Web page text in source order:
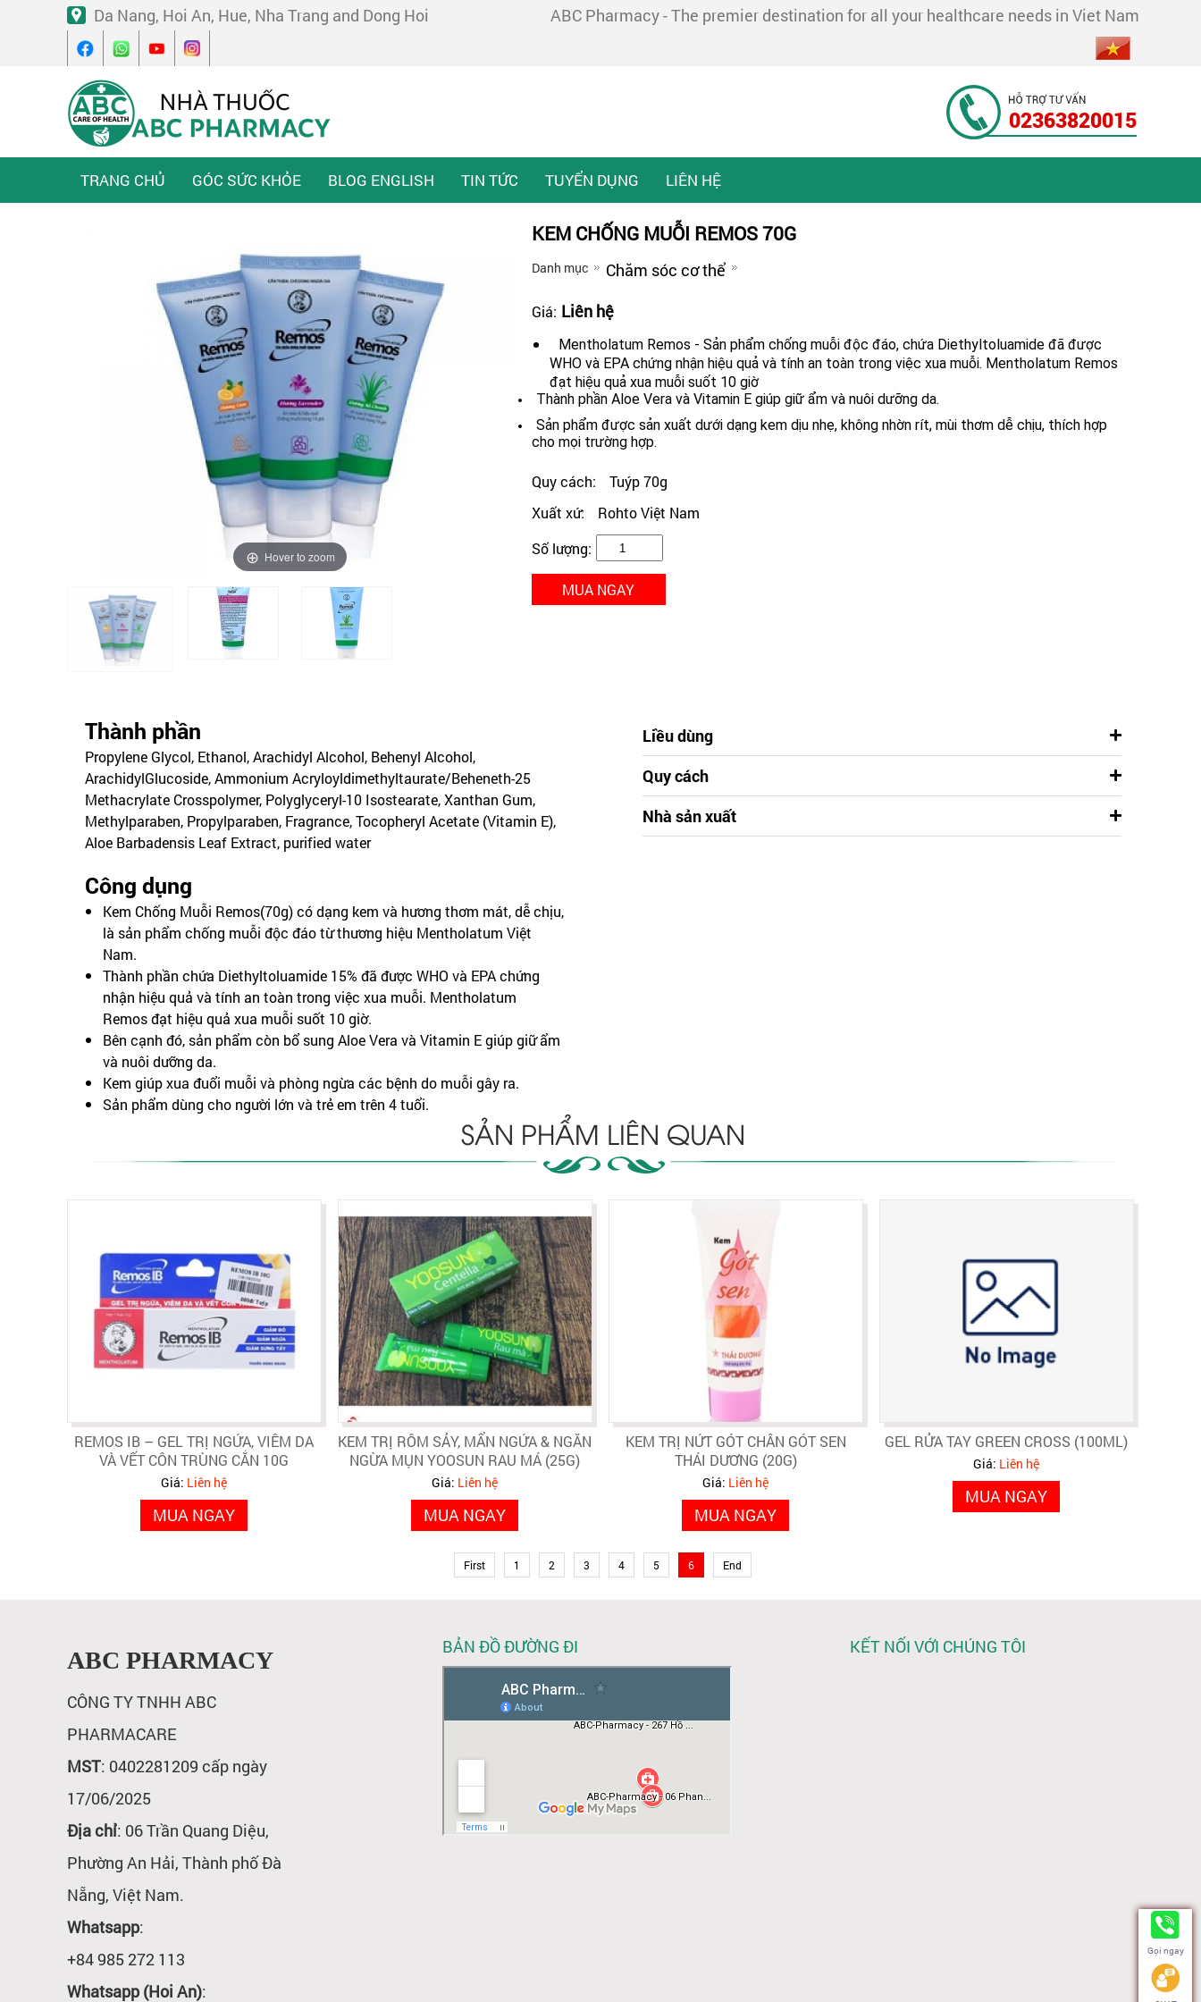
Da Nang, Hoi An, Hue, Nha Trang and Dong Hoi ABC Pharmacy - The premier destination for all your healthcare needs in Viet Nam
02363820015
TRANG CHỦ GÓC SỨC KHỎE BLOG ENGLISH TIN TỨC TUYỂN DỤNG LIÊN HỆ
Hover to zoom
KEM CHỐNG MUỖI REMOS 70G
Danh mục Chăm sóc cơ thể
Giá: Liên hệ
Mentholatum Remos - Sản phẩm chống muỗi độc đáo, chứa Diethyltoluamide đã được
WHO và EPA chứng nhận hiệu quả và tính an toàn trong việc xua muỗi. Mentholatum Remos
đạt hiệu quả xua muỗi suốt 10 giờ
Thành phần Aloe Vera và Vitamin E giúp giữ ẩm và nuôi dưỡng da.
Sản phẩm được sản xuất dưới dạng kem dịu nhẹ, không nhờn rít, mùi thơm dễ chịu, thích hợp
cho mọi trường hợp.
Quy cách:
Tuýp 70g
Xuất xứ:
Rohto Việt Nam
Số lượng:
MUA NGAY
Thành phần
Propylene Glycol, Ethanol, Arachidyl Alcohol, Behenyl Alcohol,
ArachidylGlucoside, Ammonium Acryloyldimethyltaurate/Beheneth-25
Methacrylate Crosspolymer, Polyglyceryl-10 Isostearate, Xanthan Gum,
Methylparaben, Propylparaben, Fragrance, Tocopheryl Acetate (Vitamin E),
Aloe Barbadensis Leaf Extract, purified water
Công dụng
Kem Chống Muỗi Remos(70g) có dạng kem và hương thơm mát, dễ chịu,
là sản phẩm chống muỗi độc đáo từ thương hiệu Mentholatum Việt
Nam.
Thành phần chứa Diethyltoluamide 15% đã được WHO và EPA chứng
nhận hiệu quả và tính an toàn trong việc xua muỗi. Mentholatum
Remos đạt hiệu quả xua muỗi suốt 10 giờ.
Bên cạnh đó, sản phẩm còn bổ sung Aloe Vera và Vitamin E giúp giữ ẩm
và nuôi dưỡng da.
Kem giúp xua đuổi muỗi và phòng ngừa các bệnh do muỗi gây ra.
Sản phẩm dùng cho người lớn và trẻ em trên 4 tuổi.
Liều dùng
Quy cách
Nhà sản xuất
SẢN PHẨM LIÊN QUAN
REMOS IB – GEL TRỊ NGỨA, VIÊM DA
VÀ VẾT CÔN TRÙNG CẮN 10G
Giá: Liên hệ
MUA NGAY
KEM TRỊ RÔM SẢY, MẨN NGỨA & NGĂN
NGỪA MỤN YOOSUN RAU MÁ (25G)
Giá: Liên hệ
MUA NGAY
KEM TRỊ NỨT GÓT CHÂN GÓT SEN
THÁI DƯƠNG (20G)
Giá: Liên hệ
MUA NGAY
GEL RỬA TAY GREEN CROSS (100ML)
Giá: Liên hệ
MUA NGAY
First 1 2 3 4 5 6 End
ABC PHARMACY
CÔNG TY TNHH ABC
PHARMACARE
MST: 0402281209 cấp ngày
17/06/2025
Địa chỉ: 06 Trần Quang Diệu,
Phường An Hải, Thành phố Đà
Nẵng, Việt Nam.
Whatsapp:
+84 985 272 113
Whatsapp (Hoi An):
BẢN ĐỒ ĐƯỜNG ĐI KẾT NỐI VỚI CHÚNG TÔI
Gọi ngay